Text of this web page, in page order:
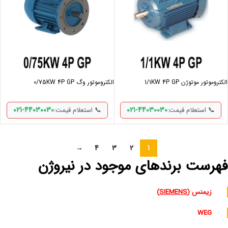
الکتروموتور موتوژن 1/1KW 4P GP
📞 استعلام قیمت:021-44030030
الکتروموتور وگ 0/75KW 4P GP
📞 استعلام قیمت:021-44030030
1
2
3
4
→
فهرست برندهای موجود در نیروژن
زیمنس (SIEMENS
)
WEG